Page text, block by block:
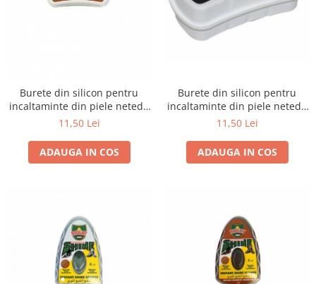
Burete din silicon pentru
incaltaminte din piele neteda
Bright, maro
11,50 Lei
ADAUGA IN COS
Burete din silicon pentru
incaltaminte din piele neteda
Bright, negru
11,50 Lei
ADAUGA IN COS